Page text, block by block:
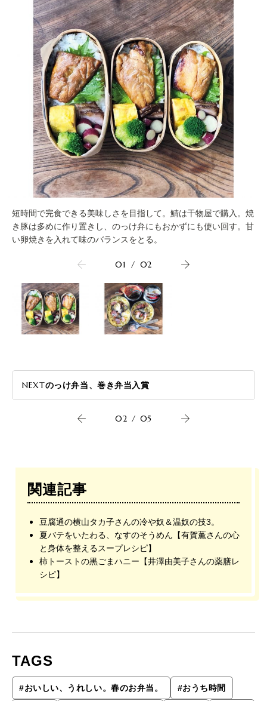
短時間で完食できる美味しさを目指して。鯖は干物屋で購入。焼
き豚は多めに作り置きし、のっけ弁にもおかずにも使い回す。甘
い卵焼きを入れて味のバランスをとる。
01 / 02
NEXTのっけ弁当、巻き弁当入賞
02 / 05
関連記事
豆腐通の横山タカ子さんの冷や奴＆温奴の技3。
夏バテをいたわる、なすのそうめん【有賀薫さんの心
と身体を整えるスープレシピ】
柿トーストの黒ごまハニー【井澤由美子さんの薬膳レ
シピ】
TAGS
#おいしい、うれしい。春のお弁当。 #おうち時間